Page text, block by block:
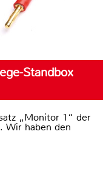
Standbox
„Monitor 1“ der
Wir haben den